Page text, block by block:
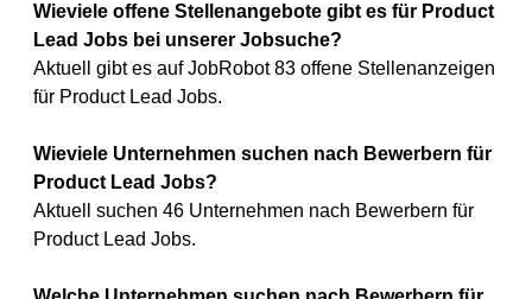
Wieviele offene Stellenangebote gibt es für Product
Lead Jobs bei unserer Jobsuche?
Aktuell gibt es auf JobRobot 83 offene Stellenanzeigen
für Product Lead Jobs.
Wieviele Unternehmen suchen nach Bewerbern für
Product Lead Jobs?
Aktuell suchen 46 Unternehmen nach Bewerbern für
Product Lead Jobs.